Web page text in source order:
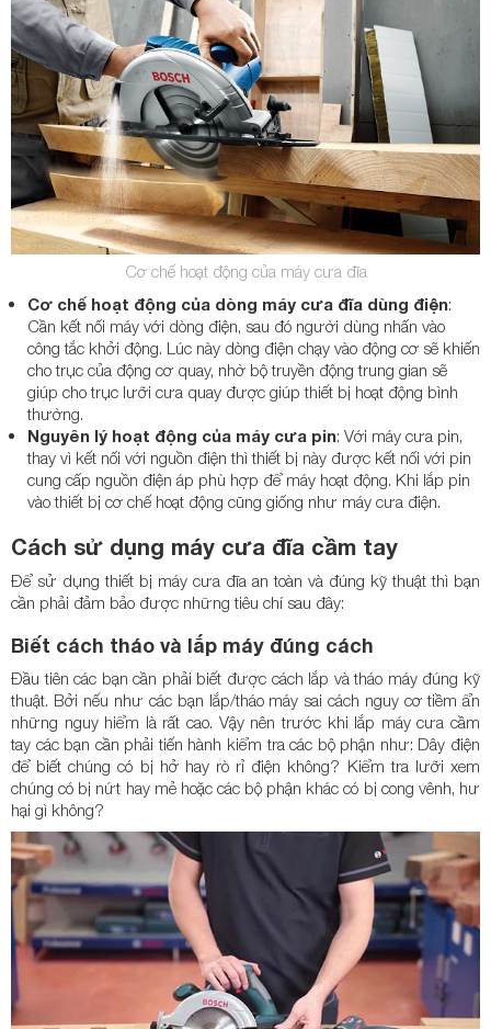
Cơ chế hoạt động của máy cưa đĩa
Cơ chế hoạt động của dòng máy cưa đĩa dùng điện:
Cần kết nối máy với dòng điện, sau đó người dùng nhấn vào
công tắc khởi động. Lúc này dòng điện chạy vào động cơ sẽ khiến
cho trục của động cơ quay, nhờ bộ truyền động trung gian sẽ
giúp cho trục lưỡi cưa quay được giúp thiết bị hoạt động bình
thường.
Nguyên lý hoạt động của máy cưa pin: Với máy cưa pin,
thay vì kết nối với nguồn điện thì thiết bị này được kết nối với pin
cung cấp nguồn điện áp phù hợp để máy hoạt động. Khi lắp pin
vào thiết bị cơ chế hoạt động cũng giống như máy cưa điện.
Cách sử dụng máy cưa đĩa cầm tay
Để sử dụng thiết bị máy cưa đĩa an toàn và đúng kỹ thuật thì bạn
cần phải đảm bảo được những tiêu chí sau đây:
Biết cách tháo và lắp máy đúng cách
Đầu tiên các bạn cần phải biết được cách lắp và tháo máy đúng kỹ
thuật. Bởi nếu như các bạn lắp/tháo máy sai cách nguy cơ tiềm ẩn
những nguy hiểm là rất cao. Vậy nên trước khi lắp máy cưa cầm
tay các bạn cần phải tiến hành kiểm tra các bộ phận như: Dây điện
để biết chúng có bị hở hay rò rỉ điện không? Kiểm tra lưỡi xem
chúng có bị nứt hay mẻ hoặc các bộ phận khác có bị cong vênh, hư
hại gì không?